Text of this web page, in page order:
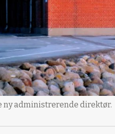
ny administrerende direktør.